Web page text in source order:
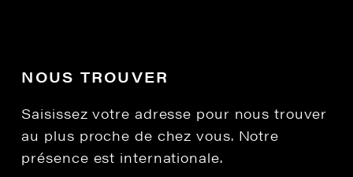
NOUS TROUVER
Saisissez votre adresse pour nous trouver
au plus proche de chez vous. Notre
présence est internationale.